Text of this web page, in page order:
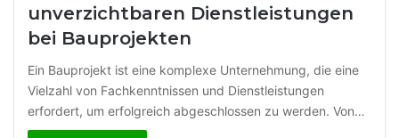
unverzichtbaren Dienstleistungen
bei Bauprojekten
Ein Bauprojekt ist eine komplexe Unternehmung, die eine
Vielzahl von Fachkenntnissen und Dienstleistungen
erfordert, um erfolgreich abgeschlossen zu werden. Von…